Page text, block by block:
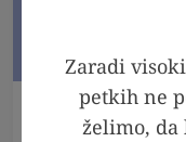
Zaradi
petkih ne
želimo,